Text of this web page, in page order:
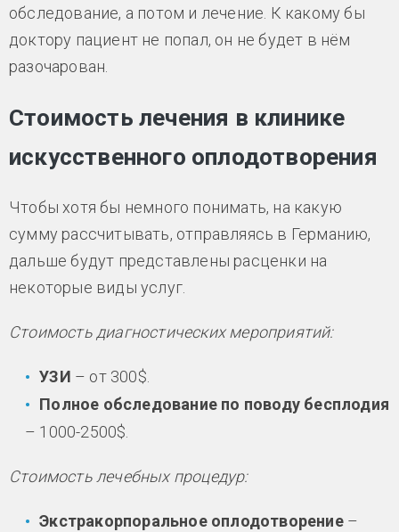
обследование, а потом и лечение. К какому бы
доктору пациент не попал, он не будет в нём
разочарован.
Стоимость лечения в клинике
искусственного оплодотворения
Чтобы хотя бы немного понимать, на какую
сумму рассчитывать, отправляясь в Германию,
дальше будут представлены расценки на
некоторые виды услуг.
Стоимость диагностических мероприятий:
УЗИ – от 300$.
Полное обследование по поводу бесплодия
– 1000-2500$.
Стоимость лечебных процедур:
Экстракорпоральное оплодотворение–